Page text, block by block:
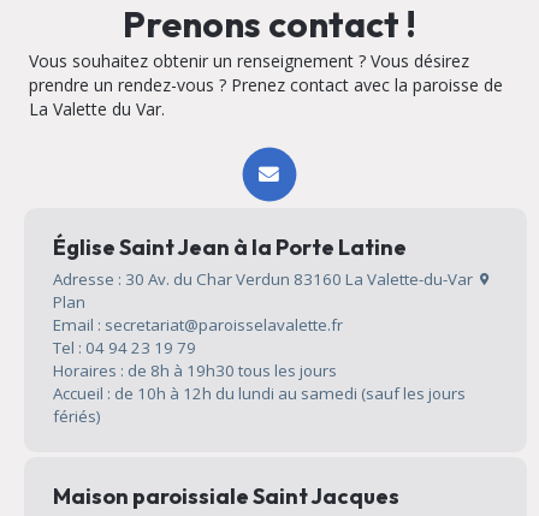
Prenons contact !
Vous souhaitez obtenir un renseignement ? Vous désirez
prendre un rendez-vous ? Prenez contact avec la paroisse de
La Valette du Var.
Église Saint Jean à la Porte Latine
Adresse : 30 Av. du Char Verdun 83160 La Valette-du-Var
Plan
Email : secretariat@paroisselavalette.fr
Tel : 04 94 23 19 79
Horaires : de 8h à 19h30 tous les jours
Accueil : de 10h à 12h du lundi au samedi (sauf les jours
fériés)
Maison paroissiale Saint Jacques